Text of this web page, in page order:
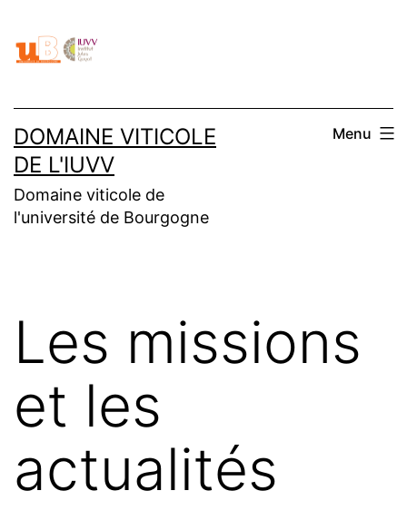
au
DOMAINE VITICOLE
DE L'IUVV
Domaine viticole de
l'université de Bourgogne
Menu
Les missions
et les
actualités